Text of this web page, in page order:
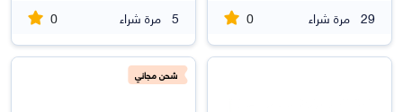
29 مرة شراء 0
5 مرة شراء 0
شحن مجاني